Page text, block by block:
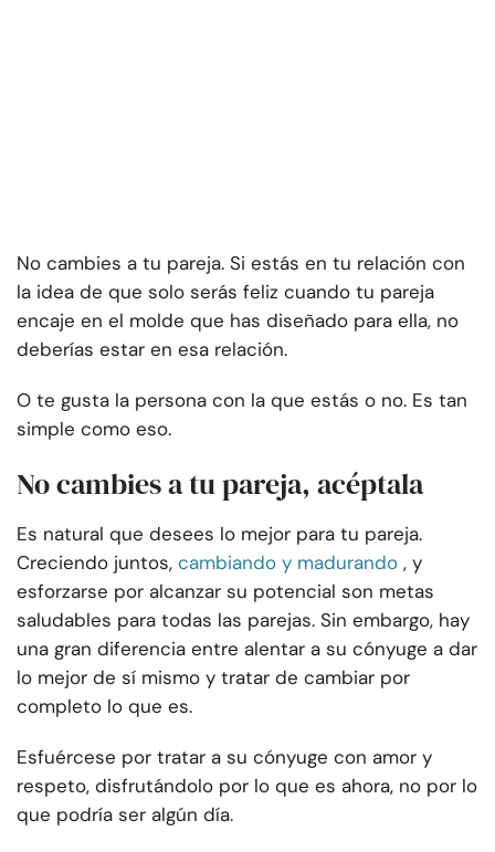
No cambies a tu pareja. Si estás en tu relación con
la idea de que solo serás feliz cuando tu pareja
encaje en el molde que has diseñado para ella, no
deberías estar en esa relación.
O te gusta la persona con la que estás o no. Es tan
simple como eso.
No cambies a tu pareja, acéptala
Es natural que desees lo mejor para tu pareja.
Creciendo juntos, cambiando y madurando , y
esforzarse por alcanzar su potencial son metas
saludables para todas las parejas. Sin embargo, hay
una gran diferencia entre alentar a su cónyuge a dar
lo mejor de sí mismo y tratar de cambiar por
completo lo que es.
Esfuércese por tratar a su cónyuge con amor y
respeto, disfrutándolo por lo que es ahora, no por lo
que podría ser algún día.